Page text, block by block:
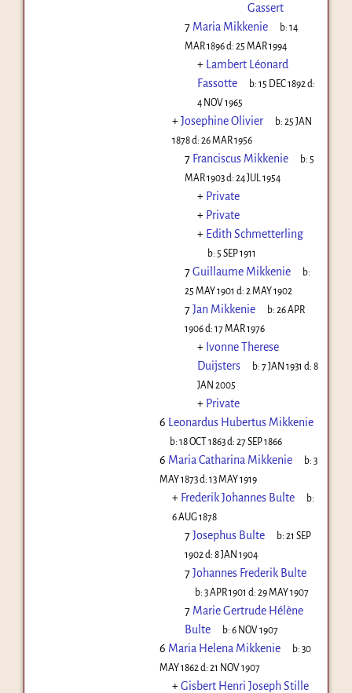
Gassert
7 Maria Mikkenie b:14
MAR 1896d: 25 MAR 1994
+ Lambert Léonard
Fassotte
b:15 DEC 1892 d:
4 NOV 1965
+Josephine Olivier b:25 JAN
1878d: 26 MAR 1956
7 Franciscus Mikkenie b: 5
MAR 1903d: 24 JUL 1954
+ Private
+ Private
+ Edith Schmetterling
b: 5 SEP 1911
7Guillaume Mikkenie
b:
25 MAY 1901 d: 2 MAY 1902
7Jan Mikkenie b:26 APR
1906d: 17 MAR 1976
+ Ivonne Therese
Duijsters
b:7 JAN 1931 d:8
JAN 2005
+ Private
6 Leonardus Hubertus Mikkenie
b:18 OCT 1863d:27 SEP 1866
6 Maria Catharina Mikkenie b:3
MAY 1873d: 13 MAY 1919
+ Frederik Johannes Bulte
b:
6 AUG 1878
7Josephus Bulte b:21 SEP
1902 d: 8 JAN 1904
7Johannes Frederik Bulte
b:3 APR 1901 d:29 MAY 1907
7 Marie Gertrude Hélène
Bulte
b:6 NOV 1907
6 Maria Helena Mikkenie b:30
MAY 1862 d: 21 NOV 1907
+Gisbert Henri Joseph Stille